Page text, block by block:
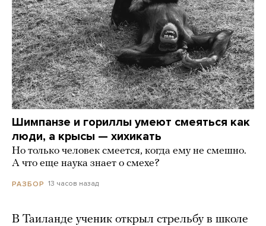
Шимпанзе и гориллы умеют смеяться как
люди, а крысы — хихикать
Но только человек смеется, когда ему не смешно.
А что еще наука знает о смехе?
РАЗБОР 13 часов назад
В Таиланде ученик открыл стрельбу в школе